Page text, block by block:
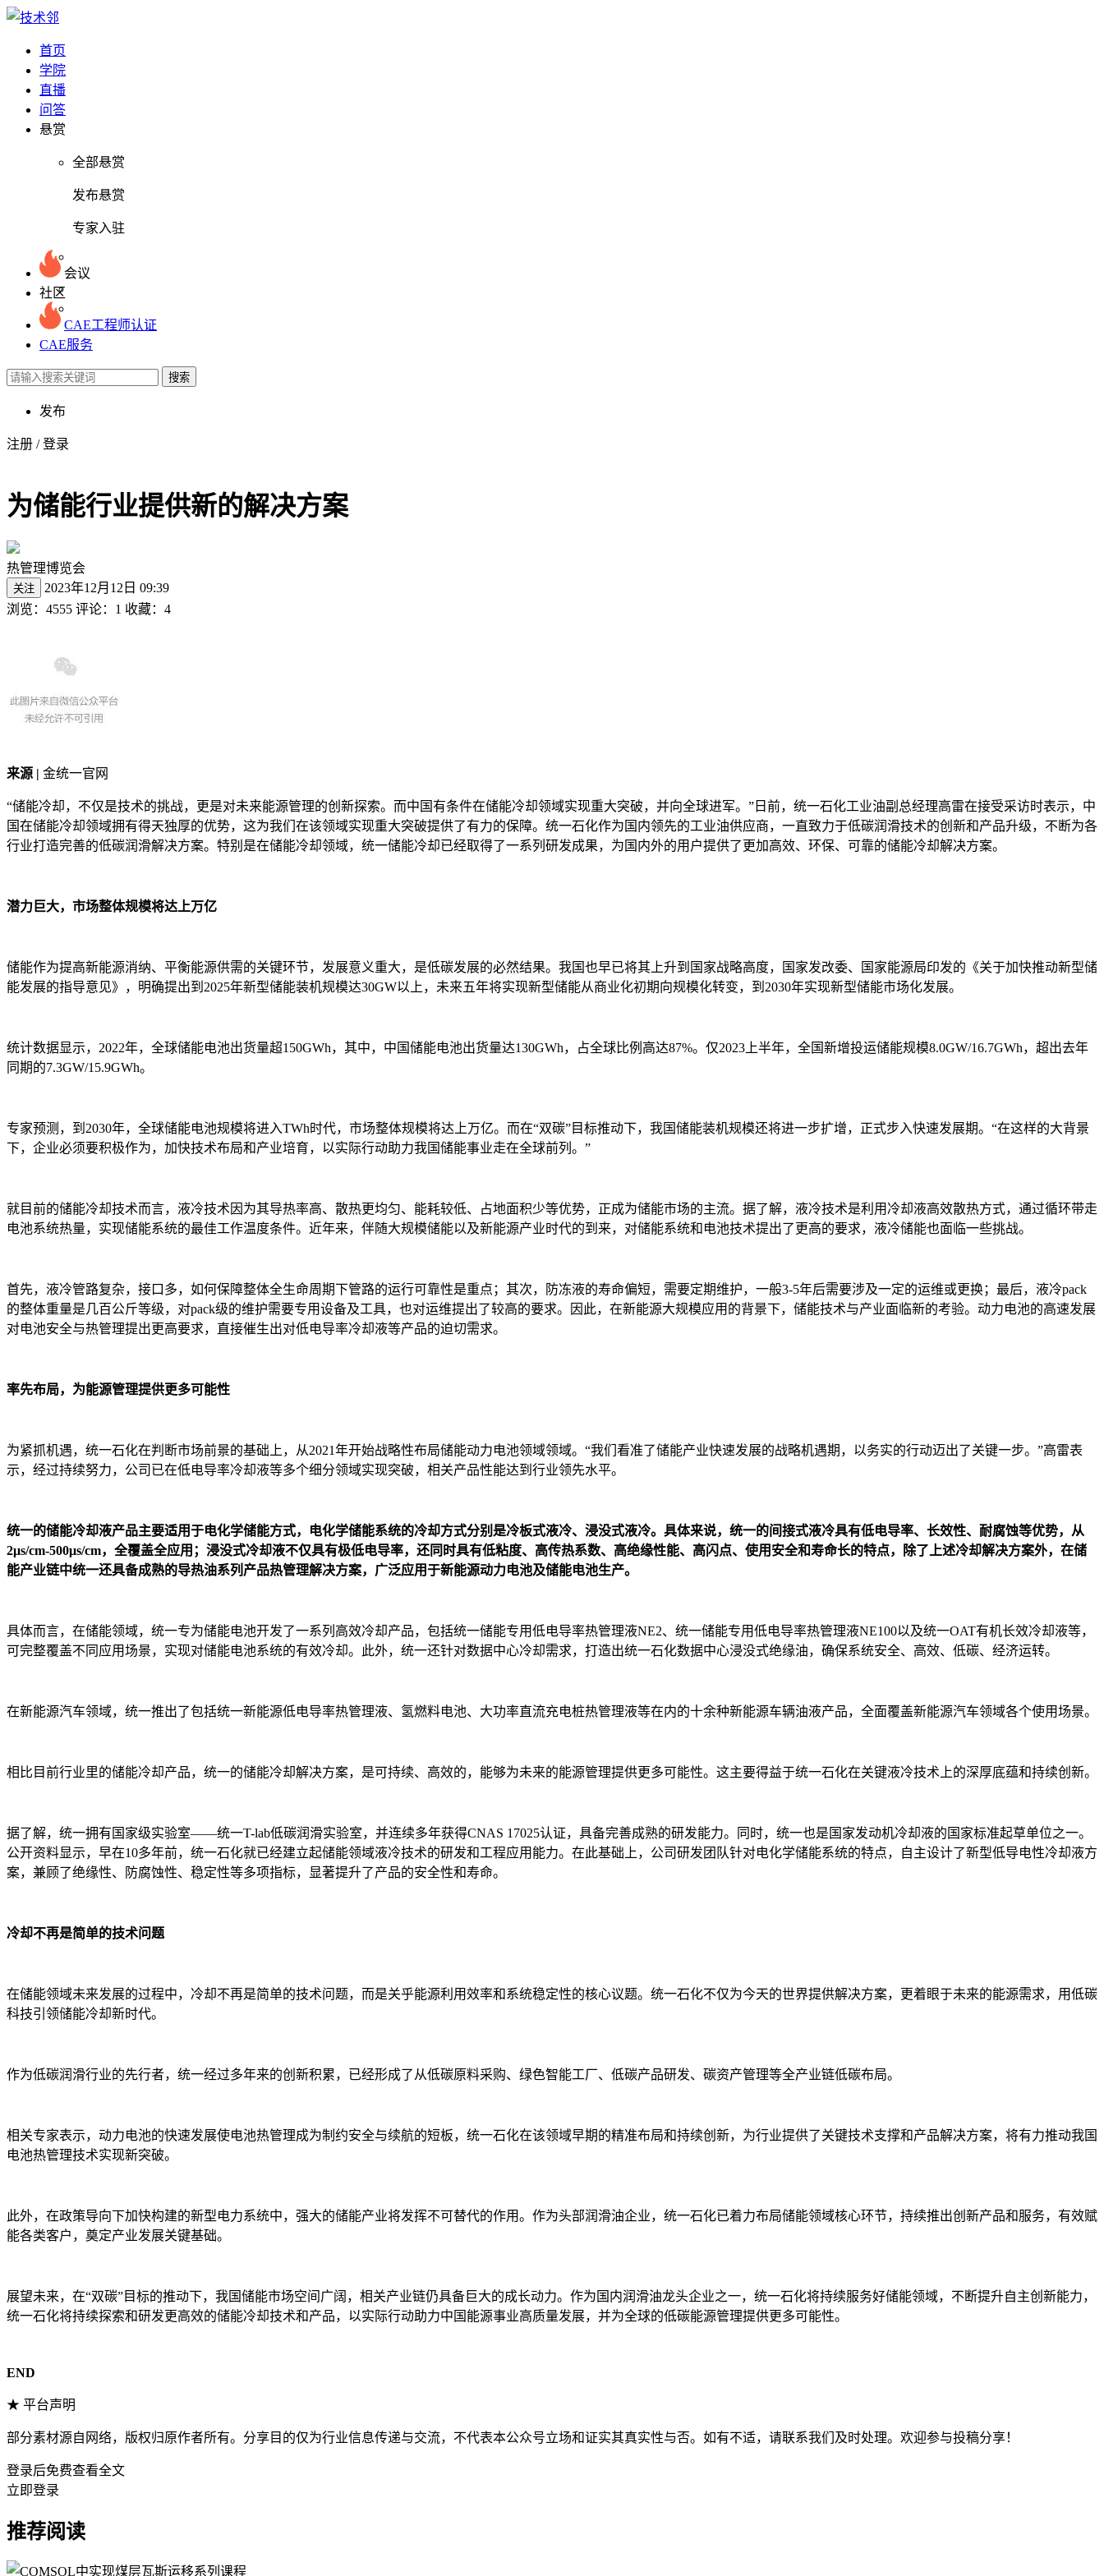
首页
学院
直播
问答
悬赏
全部悬赏
发布悬赏
专家入驻
会议
社区
CAE工程师认证
CAE服务
搜索
发布
注册 /登录
为储能行业提供新的解决方案
热管理博览会
关注
2023年12月12日 09:39
浏览：4555 评论：1 收藏：4
来源 | 金统一官网
“储能冷却，不仅是技术的挑战，更是对未来能源管理的创新探索。而中国有条件在储能冷却领域实现重大突破，并向全球进军。”日前，统一石化工业油副总经理高雷在接受采访时表示，中
国在储能冷却领域拥有得天独厚的优势，这为我们在该领域实现重大突破提供了有力的保障。统一石化作为国内领先的工业油供应商，一直致力于低碳润滑技术的创新和产品升级，不断为各
行业打造完善的低碳润滑解决方案。特别是在储能冷却领域，统一储能冷却已经取得了一系列研发成果，为国内外的用户提供了更加高效、环保、可靠的储能冷却解决方案。
潜力巨大，市场整体规模将达上万亿
储能作为提高新能源消纳、平衡能源供需的关键环节，发展意义重大，是低碳发展的必然结果。我国也早已将其上升到国家战略高度，国家发改委、国家能源局印发的《关于加快推动新型储
能发展的指导意见》，明确提出到2025年新型储能装机规模达30GW以上，未来五年将实现新型储能从商业化初期向规模化转变，到2030年实现新型储能市场化发展。
统计数据显示，2022年，全球储能电池出货量超150GWh，其中，中国储能电池出货量达130GWh，占全球比例高达87%。仅2023上半年，全国新增投运储能规模8.0GW/16.7GWh，超出去年
同期的7.3GW/15.9GWh。
专家预测，到2030年，全球储能电池规模将进入TWh时代，市场整体规模将达上万亿。而在“双碳”目标推动下，我国储能装机规模还将进一步扩增，正式步入快速发展期。“在这样的大背景
下，企业必须要积极作为，加快技术布局和产业培育，以实际行动助力我国储能事业走在全球前列。”
就目前的储能冷却技术而言，液冷技术因为其导热率高、散热更均匀、能耗较低、占地面积少等优势，正成为储能市场的主流。据了解，液冷技术是利用冷却液高效散热方式，通过循环带走
电池系统热量，实现储能系统的最佳工作温度条件。近年来，伴随大规模储能以及新能源产业时代的到来，对储能系统和电池技术提出了更高的要求，液冷储能也面临一些挑战。
首先，液冷管路复杂，接口多，如何保障整体全生命周期下管路的运行可靠性是重点；其次，防冻液的寿命偏短，需要定期维护，一般3-5年后需要涉及一定的运维或更换；最后，液冷pack
的整体重量是几百公斤等级，对pack级的维护需要专用设备及工具，也对运维提出了较高的要求。因此，在新能源大规模应用的背景下，储能技术与产业面临新的考验。动力电池的高速发展
对电池安全与热管理提出更高要求，直接催生出对低电导率冷却液等产品的迫切需求。
率先布局，为能源管理提供更多可能性
为紧抓机遇，统一石化在判断市场前景的基础上，从2021年开始战略性布局储能动力电池领域领域。“我们看准了储能产业快速发展的战略机遇期，以务实的行动迈出了关键一步。”高雷表
示，经过持续努力，公司已在低电导率冷却液等多个细分领域实现突破，相关产品性能达到行业领先水平。
统一的储能冷却液产品主要适用于电化学储能方式，电化学储能系统的冷却方式分别是冷板式液冷、浸没式液冷。具体来说，统一的间接式液冷具有低电导率、长效性、耐腐蚀等优势，从
2μs/cm-500μs/cm，全覆盖全应用；浸没式冷却液不仅具有极低电导率，还同时具有低粘度、高传热系数、高绝缘性能、高闪点、使用安全和寿命长的特点，除了上述冷却解决方案外，在储
能产业链中统一还具备成熟的导热油系列产品热管理解决方案，广泛应用于新能源动力电池及储能电池生产。
具体而言，在储能领域，统一专为储能电池开发了一系列高效冷却产品，包括统一储能专用低电导率热管理液NE2、统一储能专用低电导率热管理液NE100以及统一OAT有机长效冷却液等，
可完整覆盖不同应用场景，实现对储能电池系统的有效冷却。此外，统一还针对数据中心冷却需求，打造出统一石化数据中心浸没式绝缘油，确保系统安全、高效、低碳、经济运转。
在新能源汽车领域，统一推出了包括统一新能源低电导率热管理液、氢燃料电池、大功率直流充电桩热管理液等在内的十余种新能源车辆油液产品，全面覆盖新能源汽车领域各个使用场景。
相比目前行业里的储能冷却产品，统一的储能冷却解决方案，是可持续、高效的，能够为未来的能源管理提供更多可能性。这主要得益于统一石化在关键液冷技术上的深厚底蕴和持续创新。
据了解，统一拥有国家级实验室——统一T-lab低碳润滑实验室，并连续多年获得CNAS 17025认证，具备完善成熟的研发能力。同时，统一也是国家发动机冷却液的国家标准起草单位之一。
公开资料显示，早在10多年前，统一石化就已经建立起储能领域液冷技术的研发和工程应用能力。在此基础上，公司研发团队针对电化学储能系统的特点，自主设计了新型低导电性冷却液方
案，兼顾了绝缘性、防腐蚀性、稳定性等多项指标，显著提升了产品的安全性和寿命。
冷却不再是简单的技术问题
在储能领域未来发展的过程中，冷却不再是简单的技术问题，而是关乎能源利用效率和系统稳定性的核心议题。统一石化不仅为今天的世界提供解决方案，更着眼于未来的能源需求，用低碳
科技引领储能冷却新时代。
作为低碳润滑行业的先行者，统一经过多年来的创新积累，已经形成了从低碳原料采购、绿色智能工厂、低碳产品研发、碳资产管理等全产业链低碳布局。
相关专家表示，动力电池的快速发展使电池热管理成为制约安全与续航的短板，统一石化在该领域早期的精准布局和持续创新，为行业提供了关键技术支撑和产品解决方案，将有力推动我国
电池热管理技术实现新突破。
此外，在政策导向下加快构建的新型电力系统中，强大的储能产业将发挥不可替代的作用。作为头部润滑油企业，统一石化已着力布局储能领域核心环节，持续推出创新产品和服务，有效赋
能各类客户，奠定产业发展关键基础。
展望未来，在“双碳”目标的推动下，我国储能市场空间广阔，相关产业链仍具备巨大的成长动力。作为国内润滑油龙头企业之一，统一石化将持续服务好储能领域，不断提升自主创新能力，
统一石化将持续探索和研发更高效的储能冷却技术和产品，以实际行动助力中国能源事业高质量发展，并为全球的低碳能源管理提供更多可能性。
END
★ 平台声明
部分素材源自网络，版权归原作者所有。分享目的仅为行业信息传递与交流，不代表本公众号立场和证实其真实性与否。如有不适，请联系我们及时处理。欢迎参与投稿分享！
登录后免费查看全文
立即登录
推荐阅读